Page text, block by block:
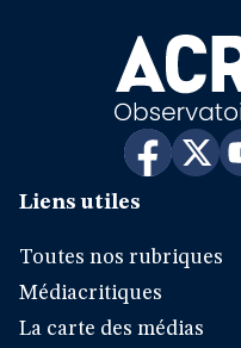
Liens utiles
Toutes nos rubriques
Médiacritiques
La carte des médias